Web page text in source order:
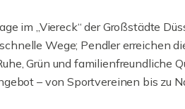
im „Viereck“ der Großstädte
Wege; Pendler erreichen
Grün und familienfreundliche
– von Sportvereinen bis zu